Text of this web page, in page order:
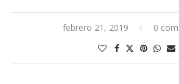
febrero 21, 2019 0